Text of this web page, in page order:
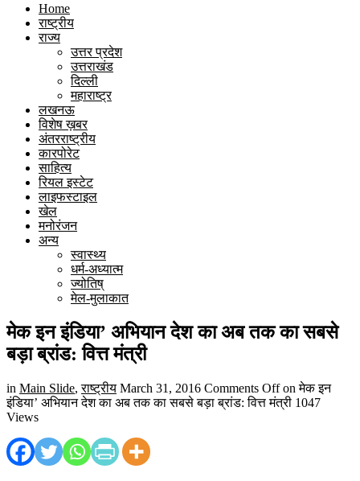
Home
राष्ट्रीय
राज्य
उत्तर प्रदेश
उत्तराखंड
दिल्ली
महाराष्ट्र
लखनऊ
विशेष ख़बर
अंतरराष्ट्रीय
कारपोरेट
साहित्य
रियल इस्टेट
लाइफस्टाइल
खेल
मनोरंजन
अन्य
स्वास्थ्य
धर्म-अध्यात्म
ज्योतिष्
मेल-मुलाकात
मेक इन इंडिया’ अभियान देश का अब तक का सबसे
बड़ा ब्रांड: वित्त मंत्री
in Main Slide,राष्ट्रीय March 31, 2016 Comments Offon मेक इन
इंडिया’ अभियान देश का अब तक का सबसे बड़ा ब्रांड: वित्त मंत्री 1047
Views